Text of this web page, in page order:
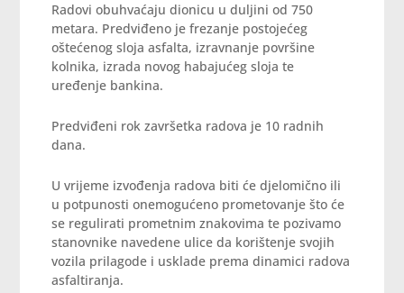
Radovi obuhvaćaju dionicu u duljini od 750
metara. Predviđeno je frezanje postojećeg
oštećenog sloja asfalta, izravnanje površine
kolnika, izrada novog habajućeg sloja te
uređenje bankina.
Predviđeni rok završetka radova je 10 radnih
dana.
U vrijeme izvođenja radova biti će djelomično ili
u potpunosti onemogućeno prometovanje što će
se regulirati prometnim znakovima te pozivamo
stanovnike navedene ulice da korištenje svojih
vozila prilagode i usklade prema dinamici radova
asfaltiranja.